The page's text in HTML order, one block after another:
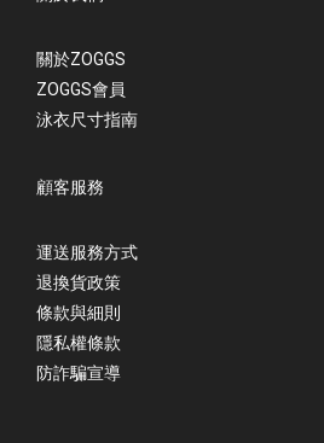
關於ZOGGS
ZOGGS會員
泳衣尺寸指南
顧客服務
運送服務方式
退換貨政策
條款與細則
隱私權條款
防詐騙宣導